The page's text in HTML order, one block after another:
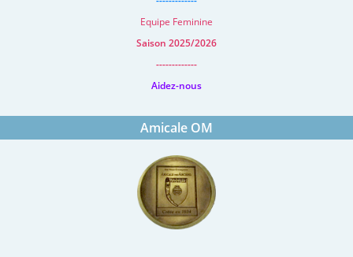
Equipe Feminine
Saison 2025/2026
-------------
Aidez-nous
Amicale OM